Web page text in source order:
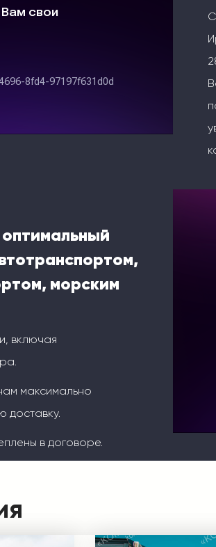
морским
включая
максимально
доставку.
в договоре.